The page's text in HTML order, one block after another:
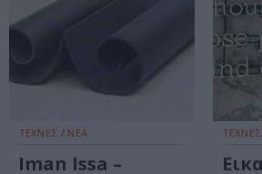
ΤΕΧΝΕΣ / ΝΕΑ
Iman Issa –